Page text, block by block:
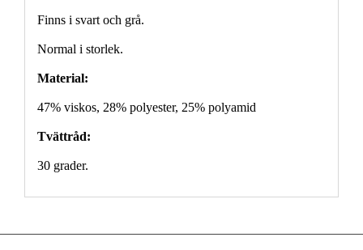
Finns i svart och grå.
Normal i storlek.
Material:
47% viskos, 28% polyester, 25% polyamid
Tvättråd:
30 grader.